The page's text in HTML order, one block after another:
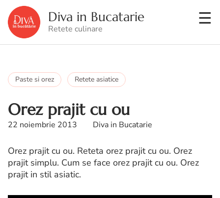
Diva in Bucatarie
Retete culinare
Paste si orez Retete asiatice
Orez prajit cu ou
22 noiembrie 2013 Diva in Bucatarie
Orez prajit cu ou. Reteta orez prajit cu ou. Orez
prajit simplu. Cum se face orez prajit cu ou. Orez
prajit in stil asiatic.